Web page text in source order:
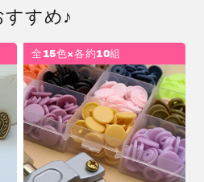
すめ♪
全15色×各約10組